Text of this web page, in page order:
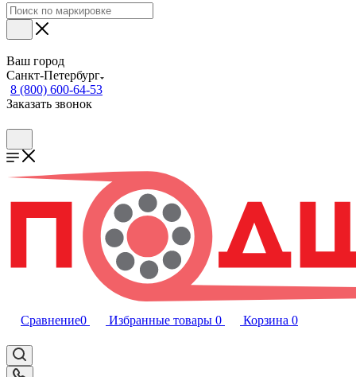
Ваш город
Санкт-Петербург
8 (800) 600-64-53
Заказать звонок
Сравнение0 Избранные товары 0 Корзина 0